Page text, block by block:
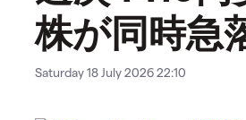
株が同時急
Saturday 18 July 2026 22:10